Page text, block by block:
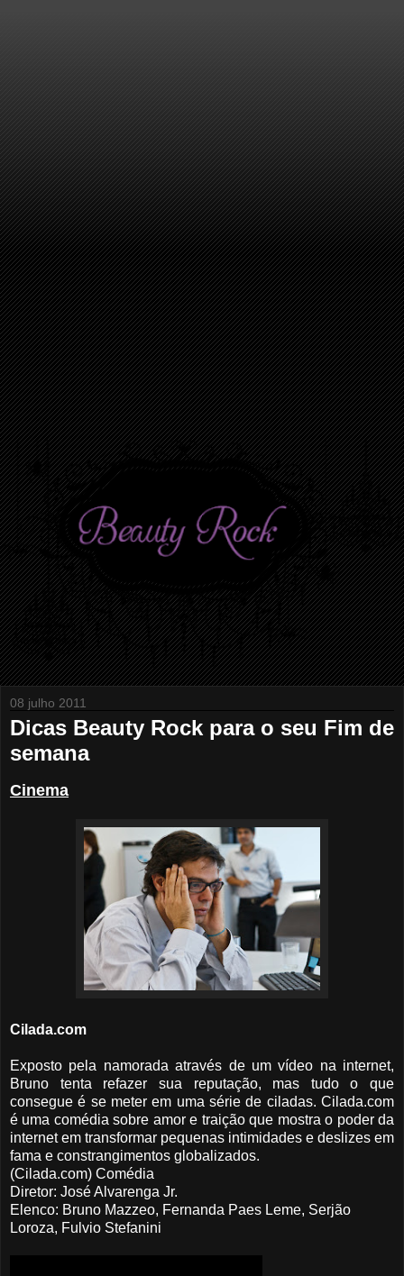
08 julho 2011
Dicas Beauty Rock para o seu Fim de
semana
Cinema
Cilada.com
Exposto pela namorada através de um vídeo na internet,
Bruno tenta refazer sua reputação, mas tudo o que
consegue é se meter em uma série de ciladas. Cilada.com
é uma comédia sobre amor e traição que mostra o poder da
internet em transformar pequenas intimidades e deslizes em
fama e constrangimentos globalizados.
(Cilada.com) Comédia
Diretor: José Alvarenga Jr.
Elenco: Bruno Mazzeo, Fernanda Paes Leme, Serjão
Loroza, Fulvio Stefanini